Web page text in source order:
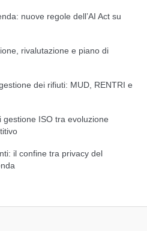
nuove regole dell’AI Act su
rivalutazione e piano di
dei rifiuti: MUD, RENTRI e
ISO tra evoluzione
il confine tra privacy del